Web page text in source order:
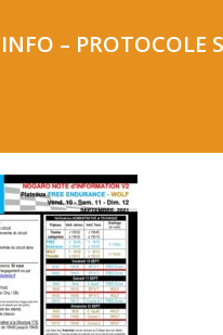
– PROTOCOLE